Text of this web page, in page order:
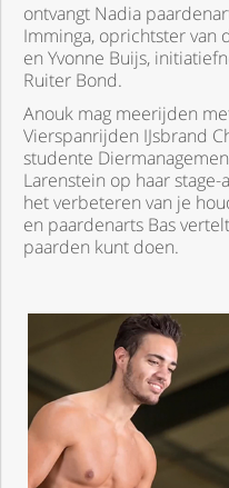
ontvangt Nadia
Imminga, oprichtster van
en Yvonne Buijs,
Ruiter Bond.
Anouk mag meerijden
Vierspanrijden IJsbrand
studente
Larenstein op haar
het verbeteren van je
en paardenarts Bas
paarden kunt doen.